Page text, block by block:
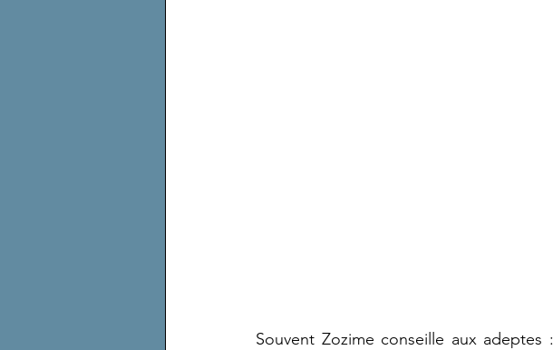
Souvent Zozime conseille aux adeptes :